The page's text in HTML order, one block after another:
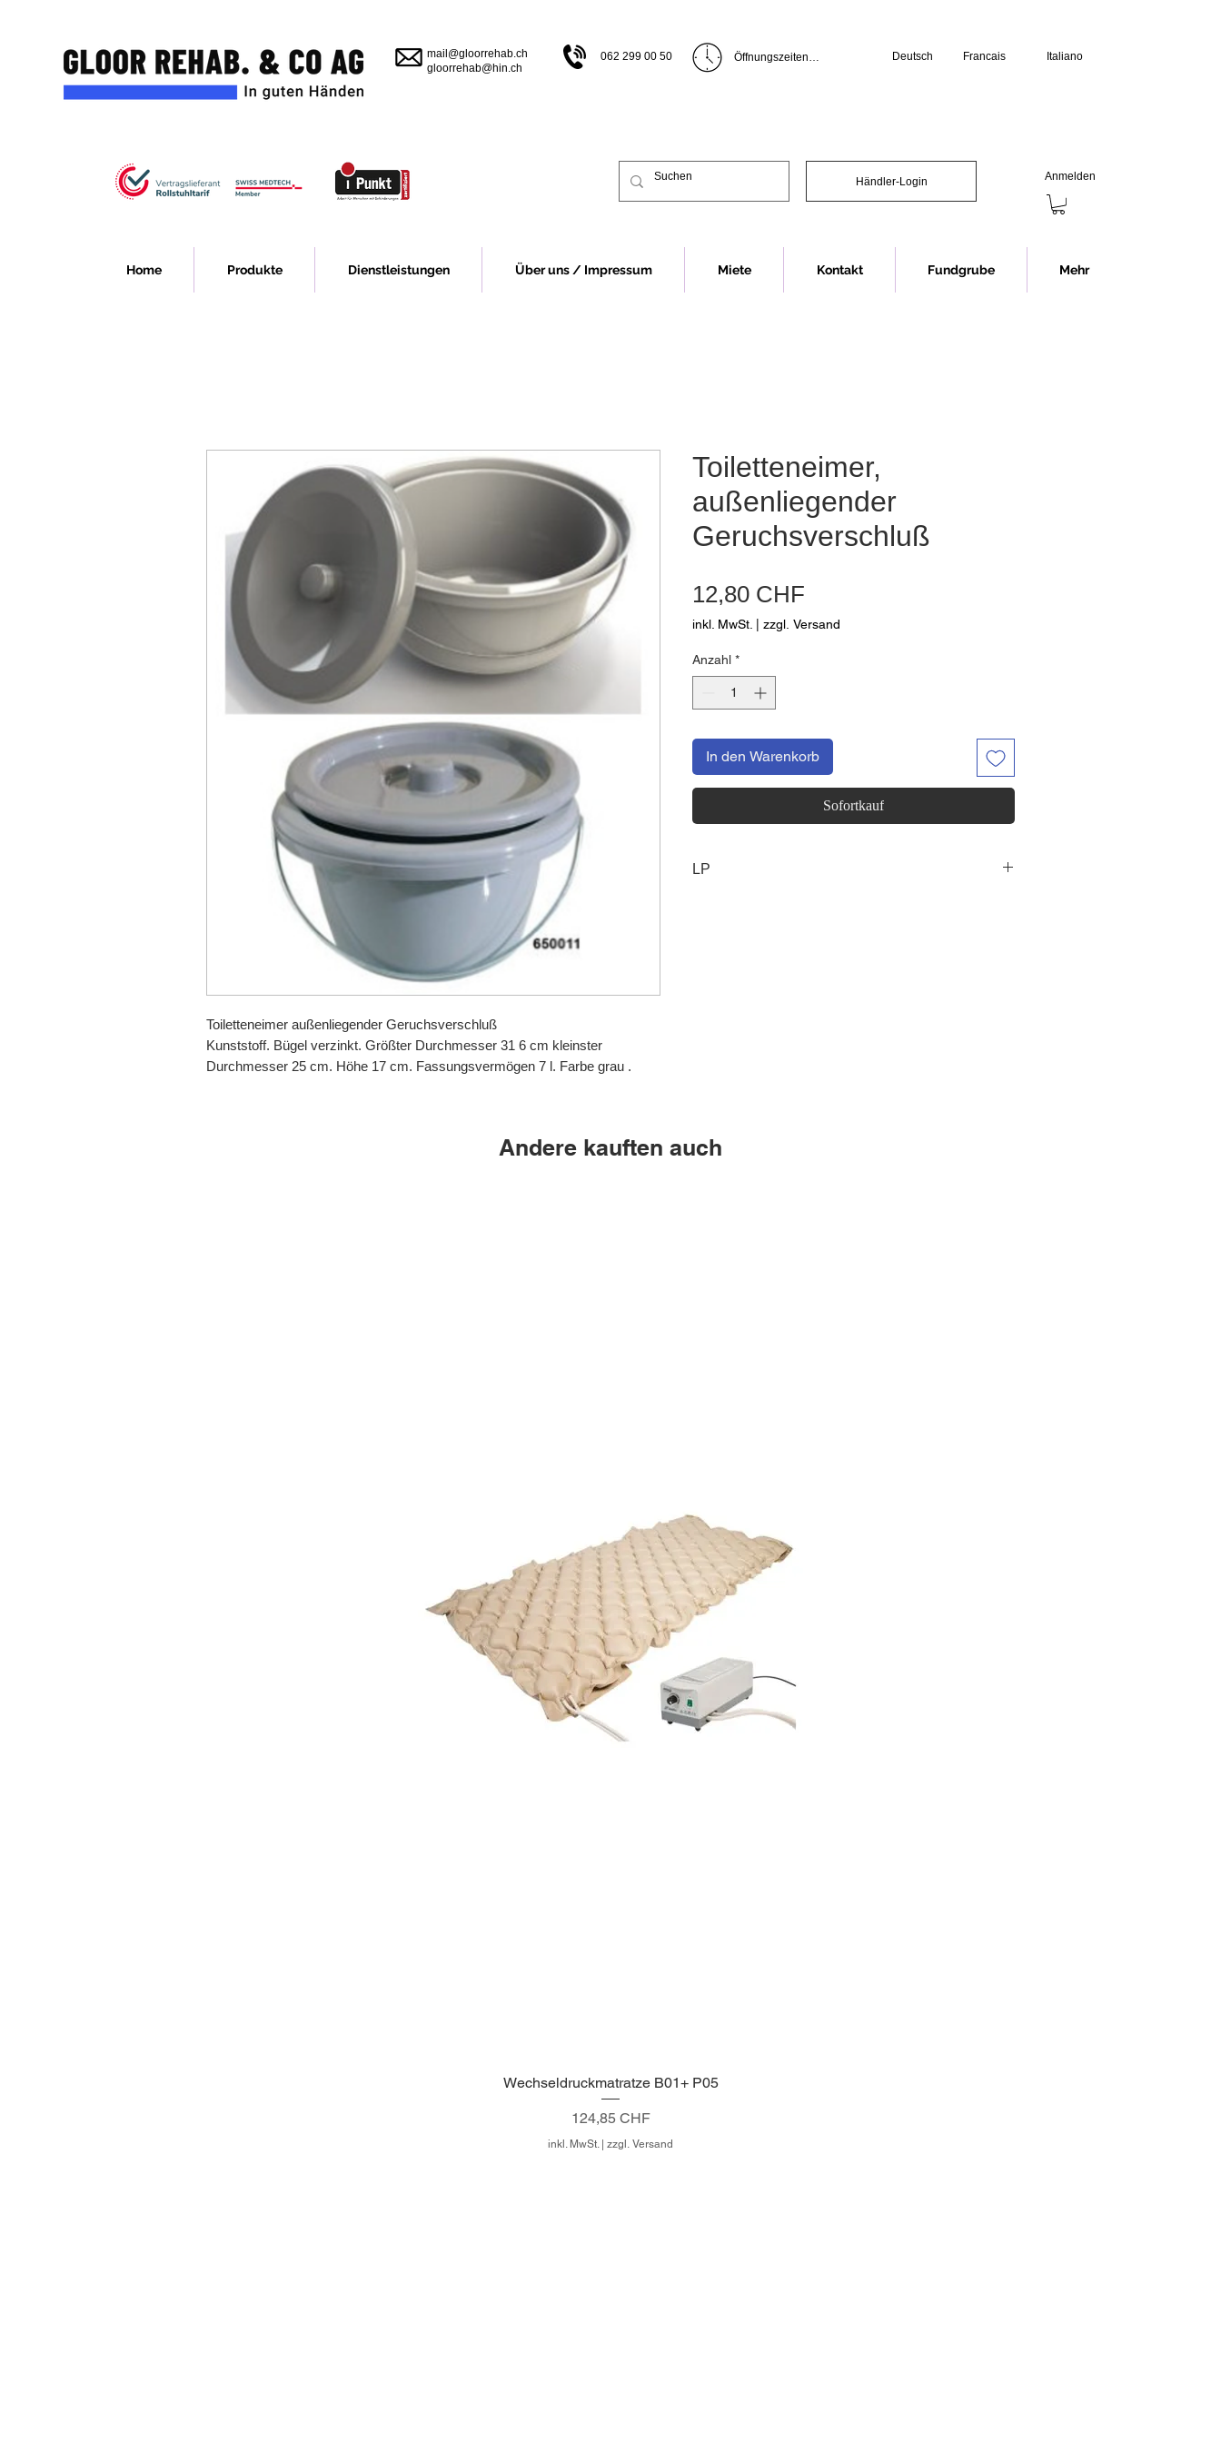
mail@gloorrehab.ch
gloorrehab@hin.ch
062 299 00 50
Öffnungszeiten
Öffnungszeiten Showroom (Anmeldung erforderlich):
Montag 13.00 bis 16.30 Uhr
Vor Feiertagen schliessen wir jeweils eine Stunde
Deutsch Francais Italiano
Händler-Login Anmelden
Home Produkte Dienstleistungen Über uns / Impressum Miete Kontakt Fundgrube Mehr
Toiletteneimer außenliegender Geruchsverschluß
Kunststoff. Bügel verzinkt. Größter Durchmesser 31 6 cm kleinster
Durchmesser 25 cm. Höhe 17 cm. Fassungsvermögen 7 l. Farbe grau .
Toiletteneimer,
außenliegender
Geruchsverschluß
12,80 CHF
inkl. MwSt. zzgl. Versand
Anzahl *
In den Warenkorb
Sofortkauf
LP
Andere kauften auch
Schnellansicht
Wechseldruckmatratze B01+ P05
Preis
124,85 CHF
inkl. MwSt. | zzgl. Versand